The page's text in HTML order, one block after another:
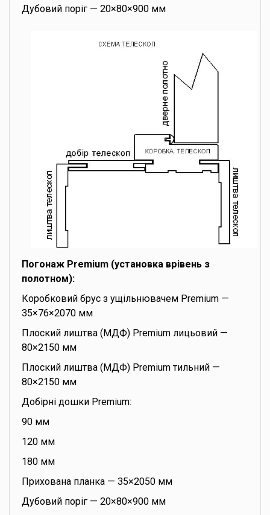
Дубовий поріг — 20×80×900 мм
Погонаж Premium (установка врівень з
полотном):
Коробковий брус з ущільнювачем Premium —
35×76×2070 мм
Плоский лиштва (МДФ) Premium лицьовий —
80×2150 мм
Плоский лиштва (МДФ) Premium тильний —
80×2150 мм
Добірні дошки Premium:
90 мм
120 мм
180 мм
Прихована планка — 35×2050 мм
Дубовий поріг — 20×80×900 мм